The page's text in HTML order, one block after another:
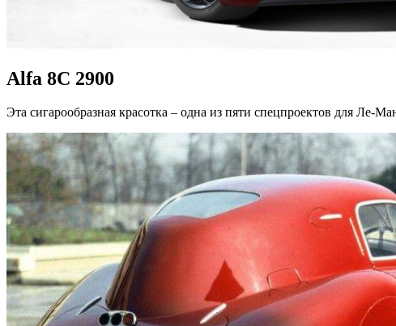
Alfa 8C 2900
Эта сигарообразная красотка – одна из пяти спецпроектов для